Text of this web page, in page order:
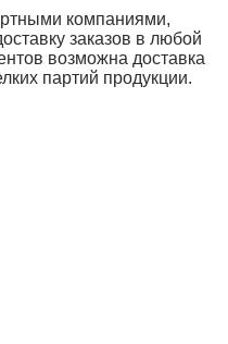
компаниями,
заказов в любой
возможна доставка
партий продукции.